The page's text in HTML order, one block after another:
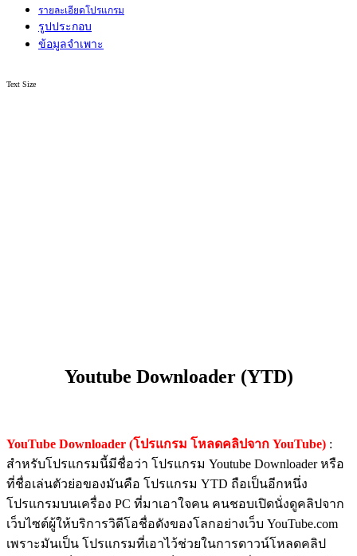
รายละเอียดโปรแกรม
รูปประกอบ
ข้อมูลจำเพาะ
Text Size
Youtube Downloader (YTD)
YouTube Downloader (โปรแกรม โหลดคลิปจาก YouTube) :
สำหรับโปรแกรมนี้มีชื่อว่า โปรแกรม Youtube Downloader หรือ
ที่ชื่อเล่นตัวย่อของมันคือ โปรแกรม YTD ถือเป็นอีกหนึ่ง
โปรแกรมบนเครื่อง PC ที่มาเอาใจคน คนชอบเปิดนั่งดูคลิปจาก
เว็บไซต์ผู้ให้บริการวิดีโอชื่อดังของโลกอย่างเว็บ YouTube.com
เพราะมันเป็น โปรแกรมที่เอาไว้ช่วยในการดาวน์โหลดคลิป